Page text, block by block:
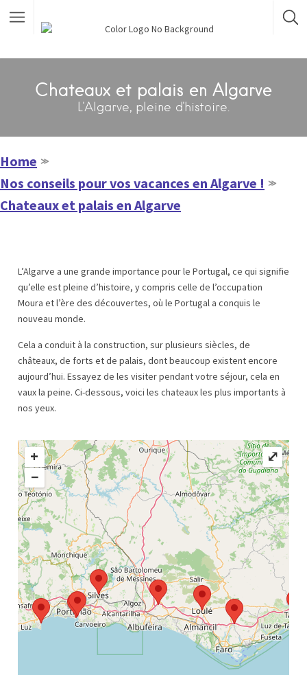
Chateaux et palais en Algarve
L'Algarve, pleine d'histoire.
Home ≫
Nos conseils pour vos vacances en Algarve ! ≫
Chateaux et palais en Algarve
L’Algarve a une grande importance pour le Portugal, ce qui signifie
qu’elle est pleine d’histoire, y compris celle de l’occupation
Moura et l’ère des découvertes, où le Portugal a conquis le
nouveau monde.
Cela a conduit à la construction, sur plusieurs siècles, de
châteaux, de forts et de palais, dont beaucoup existent encore
aujourd’hui. Essayez de les visiter pendant votre séjour, cela en
vaux la peine. Ci-dessous, voici les chateaux les plus importants à
nos yeux.
+
−
⤢